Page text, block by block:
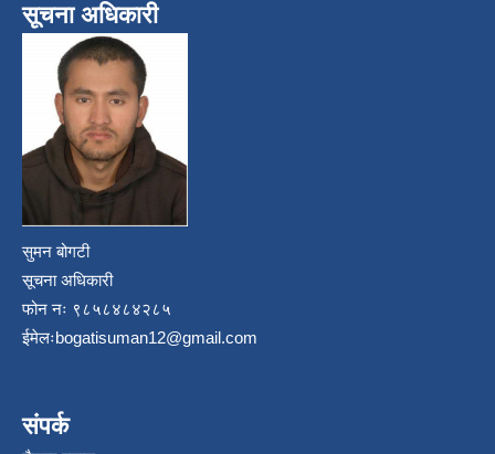
सूचना अधिकारी
सुमन बोगटी
सूचना अधिकारी
फोन नः ९८५८४८४२८५
ईमेलःbogatisuman12@gmail.com
संपर्क